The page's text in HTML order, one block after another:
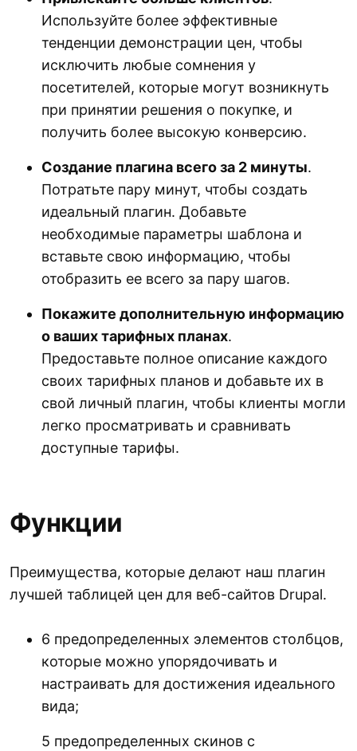
Используйте более эффективные
тенденции демонстрации цен, чтобы
исключить любые сомнения у
посетителей, которые могут возникнуть
при принятии решения о покупке, и
получить более высокую конверсию.
Создание плагина всего за 2 минуты.
Потратьте пару минут, чтобы создать
идеальный плагин. Добавьте
необходимые параметры шаблона и
вставьте свою информацию, чтобы
отобразить ее всего за пару шагов.
Покажите дополнительную информацию
о ваших тарифных планах.
Предоставьте полное описание каждого
своих тарифных планов и добавьте их в
свой личный плагин, чтобы клиенты могли
легко просматривать и сравнивать
доступные тарифы.
Функции
Преимущества, которые делают наш плагин
лучшей таблицей цен для веб-сайтов Drupal.
6 предопределенных элементов столбцов,
которые можно упорядочивать и
настраивать для достижения идеального
вида;
5 предопределенных скинов с